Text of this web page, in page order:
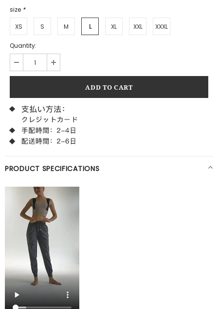
size *
XS S M L XL XXL XXXL
Quantity:
PRODUCT SPECIFICATIONS